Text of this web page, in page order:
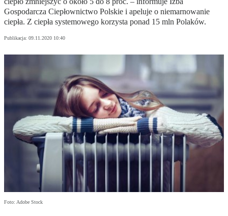
Gospodarcza Ciepłownictwo Polskie i apeluje o niemarnowanie
ciepła. Z ciepła systemowego korzysta ponad 15 mln Polaków.
Publikacja: 09.11.2020 10:40
Foto: Adobe Stock